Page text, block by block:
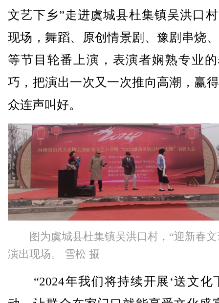
文艺下乡”走进虞城县杜集镇吴洪口
现场，舞蹈、原创情景剧、豫剧串烧
等节目轮番上演，表演者娴熟专业
巧，把演出一次又一次推向高潮，赢
众连声叫好。
图为虞城县杜集镇吴洪口村，“迎新春
演出现场。 雪松 摄
“2024年我们将持续开展‘送文化